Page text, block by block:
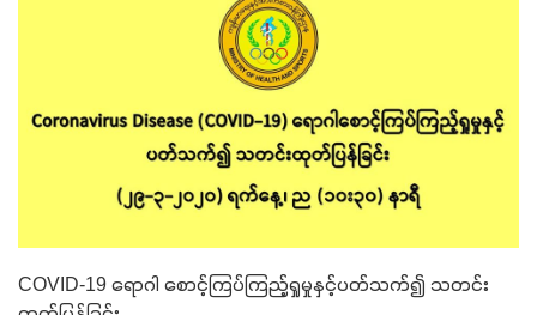
COVID-19 ရောဂါ စောင့်ကြပ်ကြည့်ရှုမှုနှင့်ပတ်သက်၍ သတင်း